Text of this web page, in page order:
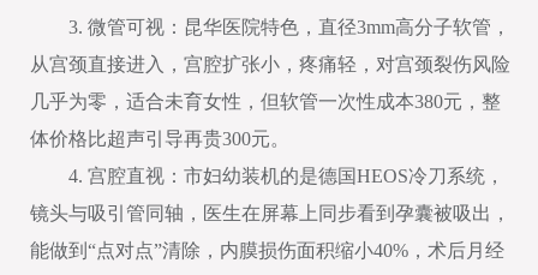
3. 微管可视：昆华医院特色，直径3mm高分子软管，
从宫颈直接进入，宫腔扩张小，疼痛轻，对宫颈裂伤风险
几乎为零，适合未育女性，但软管一次性成本380元，整
体价格比超声引导再贵300元。
4. 宫腔直视：市妇幼装机的是德国HEOS冷刀系统，
镜头与吸引管同轴，医生在屏幕上同步看到孕囊被吸出，
能做到“点对点”清除，内膜损伤面积缩小40%，术后月经